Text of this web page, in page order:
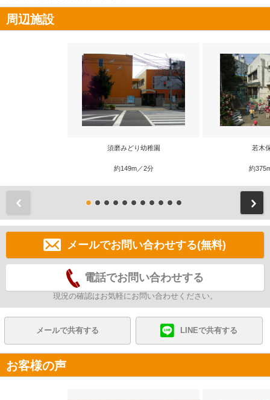
周辺施設
須磨みどり幼稚園
約149m／2分
若木
約
メールでお問い合わせする(無料)
電話でお問い合わせする
現況の確認はお気軽にお問い合わせください。
メールで共有する LINEで共有する
お客様の声